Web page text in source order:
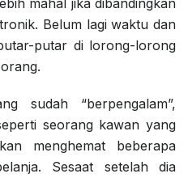
Belum lagi waktu dan
putar di lorong-lorong
sudah “berpengalam”,
seorang kawan yang
menghemat beberapa
Sesaat setelah dia